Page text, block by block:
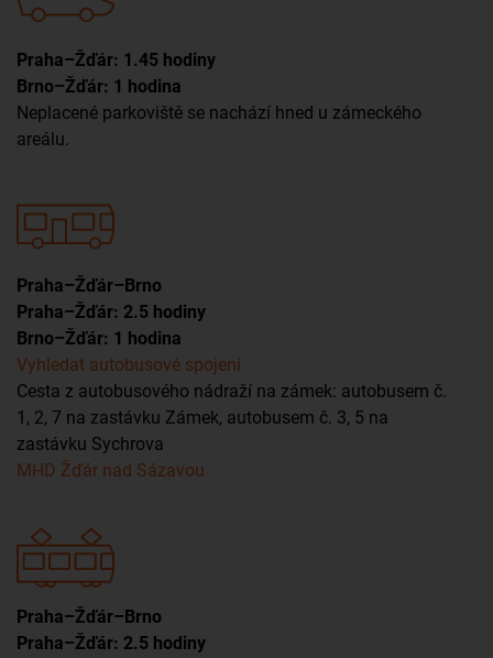
Praha–Žďár: 1.45 hodiny
Brno–Žďár: 1 hodina
Neplacené parkoviště se nachází hned u zámeckého
areálu.
Praha–Žďár–Brno
Praha–Žďár: 2.5 hodiny
Brno–Žďár: 1 hodina
Vyhledat autobusové spojení
Cesta z autobusového nádraží na zámek: autobusem č.
1, 2, 7 na zastávku Zámek, autobusem č. 3, 5 na
zastávku Sychrova
MHD Žďár nad Sázavou
Praha–Žďár–Brno
Praha–Žďár: 2.5 hodiny